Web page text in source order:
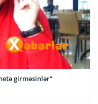
girməsinlər”